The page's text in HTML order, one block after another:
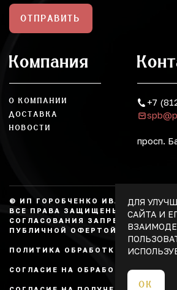
ОТПРАВИТЬ
Компания
О КОМПАНИИ
ДОСТАВКА
НОВОСТИ
+7
просп.
© ИП ГОРОБЧЕНКО ИВАН
ВСЕ ПРАВА ЗАЩИЩЕНЫ,
СОГЛАСОВАНИЯ ЗАПРЕЩЕНО. НЕ
ПУБЛИЧНОЙ ОФЕРТОЙ.
ПОЛИТИКА ОБРАБОТКИ
СОГЛАСИЕ НА ОБРАБОТКУ
ДЛЯ
САЙТА И
ОК